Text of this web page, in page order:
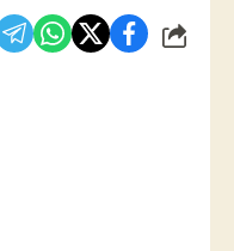
شارك